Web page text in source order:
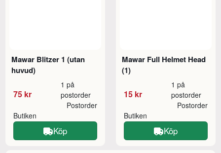
Mawar Blitzer 1 (utan
huvud)
75 kr
1 på
postorder
Butiken
Postorder
Köp
Mawar Full Helmet Head
(1)
15 kr
1 på
postorder
Butiken
Postorder
Köp